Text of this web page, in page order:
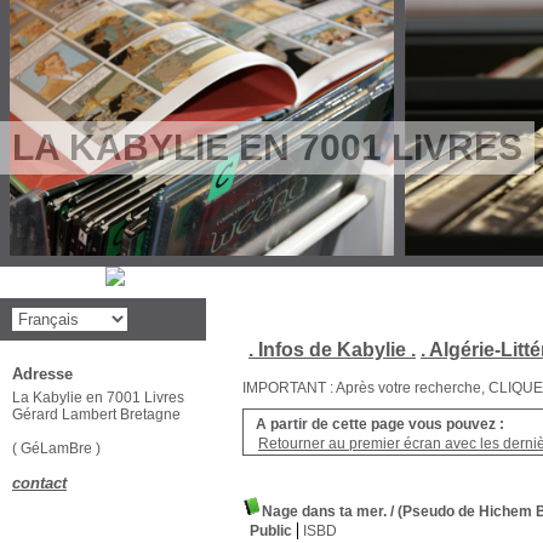
LA KABYLIE EN 7001 LIVRES
. Infos de Kabylie . . Algérie-
IMPORTANT : Après votre recherche,
A partir de cette page vous pouvez :
Retourner au premier écran avec les
Nage dans ta mer. / (Pseudo de Hichem
Public
ISBD
Adresse
La Kabylie en 7001 Livres
Gérard Lambert Bretagne
( GéLamBre )
contact